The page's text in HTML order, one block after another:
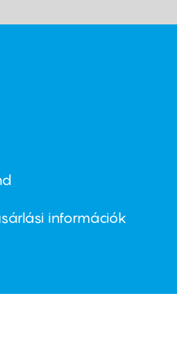
információk